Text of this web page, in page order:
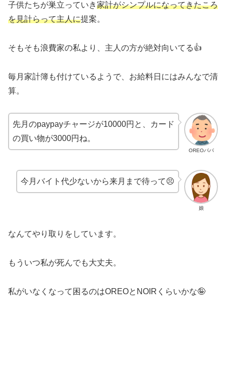
子供たちが巣立っていき家計がシンプルになってきたころ
を見計らって主人に提案。
そもそも浪費家の私より、主人の方が絶対向いてる👍
毎月家計簿も付けているようで、お給料日にはみんなで清
算。
OREOパパ
先月のpaypayチャージが10000円と、カード
の買い物が3000円ね。
娘
今月バイト代少ないから来月まで待って😣
なんてやり取りをしています。
もういつ私が死んでも大丈夫。
私がいなくなって困るのはOREOとNOIRくらいかな🤪